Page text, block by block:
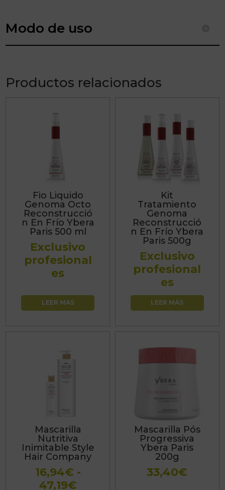
Modo de uso
Productos relacionados
Fio Liquido
Genoma Octo
Reconstrucció
n En Frío Ybera
Paris 500 ml
Exclusivo
profesional
es
LEER MÁS
Kit
Tratamiento
Genoma
Reconstrucció
n En Frío Ybera
Paris 500g
Exclusivo
profesional
es
LEER MÁS
Mascarilla
Nutritiva
Inimitable Style
Hair Company
16,94€ -
47,19€Rango
opciones
se
pueden
elegir
Mascarilla Pós
Progressiva
Ybera Paris
200g
33,40€